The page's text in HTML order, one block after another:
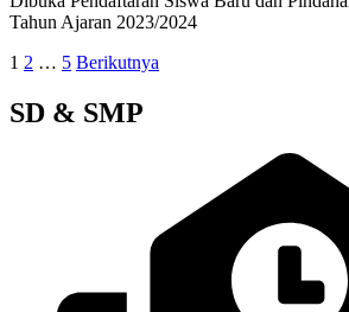
Tahun Ajaran 2023/2024
Paginasi
pos
1 2 … 5 Berikutnya
SD & SMP